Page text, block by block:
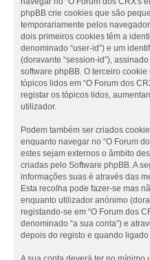
phpBB crie cookies que são
temporariamente pelos
dois primeiros cookies têm a
denominado “user-id”) e um
(doravante “session-id”),
software phpBB. O terceiro
tópicos lidos em “O Forum dos
registar os tópicos lidos,
utilizador.
Podem também ser criados
enquanto navegar no “O Forum
estes sejam externos o âmbito
criadas pelo Software phpBB. A
informações suas é através das
Esta recolha pode fazer-se mas
enquanto utilizador anónimo
registando-se em “O Forum dos
denominado “a sua conta”) e
depois do registo e quando